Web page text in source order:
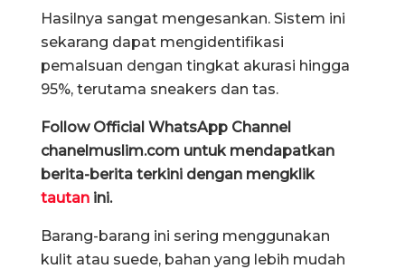
Hasilnya sangat mengesankan. Sistem ini
sekarang dapat mengidentifikasi
pemalsuan dengan tingkat akurasi hingga
95%, terutama sneakers dan tas.
Follow Official WhatsApp Channel
chanelmuslim.com untuk mendapatkan
berita-berita terkini dengan mengklik
tautan ini.
Barang-barang ini sering menggunakan
kulit atau suede, bahan yang lebih mudah